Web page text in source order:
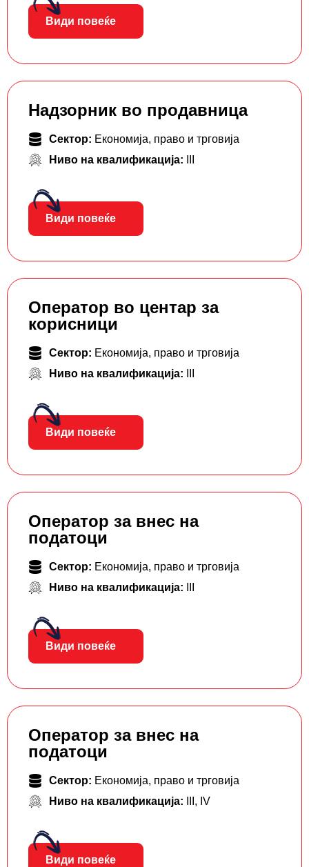
Види повеќе
Надзорник во продавница
Сектор: Економија, право и трговија
Ниво на квалификација:
Види повеќе
Оператор во центар за
корисници
Сектор: Економија, право и трговија
Ниво на квалификација:
Види повеќе
Оператор за внес на
податоци
Сектор: Економија, право и трговија
Ниво на квалификација:
Види повеќе
Оператор за внес на
податоци
Сектор: Економија, право и трговија
Ниво на квалификација:
, IV
Види повеќе